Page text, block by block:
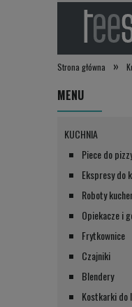
Strona główna »
MENU
KUCHNIA
Piece do
Ekspresy do
Roboty
Opiekacze i
Frytkownice
Czajniki
Blendery
Kostkarki do